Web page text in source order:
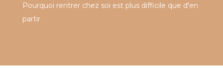
Pourquoi rentrer chez soi est plus difficile que d'en
partir